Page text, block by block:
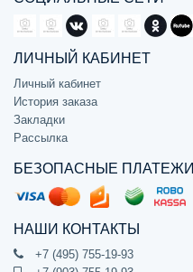
ЛИЧНЫЙ КАБИНЕТ
Личный кабинет
История заказа
Закладки
Рассылка
БЕЗОПАСНЫЕ ПЛАТЕЖИ
НАШИ КОНТАКТЫ
+7 (495) 755-19-93